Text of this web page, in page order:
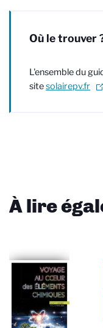
Où le trouver
L'ensemble du
sitesolairepv.fr
À lire